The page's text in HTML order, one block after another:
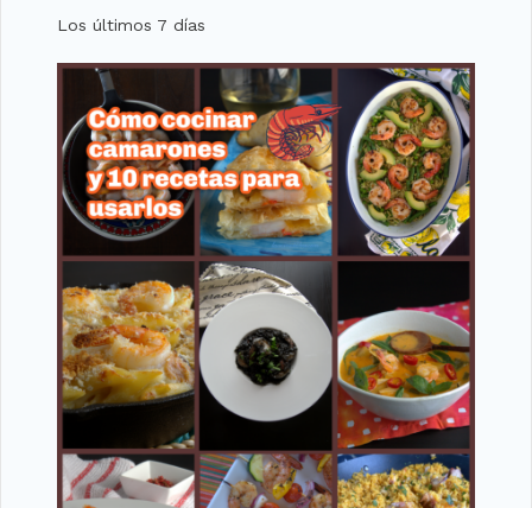
Los últimos 7 días